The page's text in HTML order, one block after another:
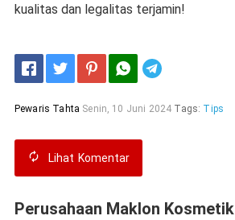
kualitas dan legalitas terjamin!
Pewaris Tahta Senin, 10 Juni 2024 Tags: Tips
Lihat Komentar
Perusahaan Maklon Kosmetik